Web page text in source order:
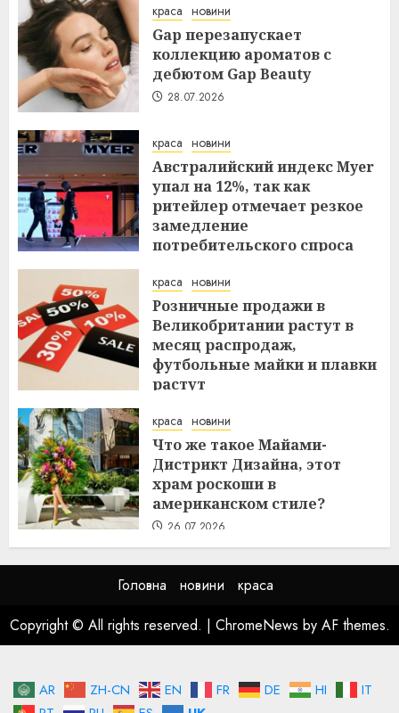
краса новини
Gap перезапускает
коллекцию ароматов с
дебютом Gap Beauty
28.07.2026
краса новини
Австралийский индекс Myer
упал на 12%, так как
ритейлер отмечает резкое
замедление
потребительского спроса
краса новини
Розничные продажи в
Великобритании растут в
месяц распродаж,
футбольные майки и плавки
растут
краса новини
Что же такое Майами-
Дистрикт Дизайна, этот
храм роскоши в
американском стиле?
26.07.2026
Головна новини
краса
Copyright © All rights reserved. | ChromeNews by AF themes.
AR ZH-CN EN FR DE HI
IT